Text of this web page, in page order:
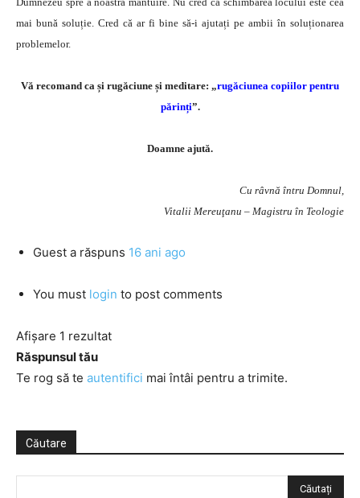
mai bună soluție. Cred că ar fi bine să-i ajutați pe ambii în soluționarea
problemelor.
Vă recomand ca și rugăciune și meditare: „rugăciunea copiilor pentru
părinți”.
Doamne ajută.
Cu râvnă întru Domnul,
Vitalii Mereuţanu – Magistru în Teologie
Guest a răspuns 16 ani ago
You must login to post comments
Afișare 1 rezultat
Răspunsul tău
Te rog să te autentifici mai întâi pentru a trimite.
Căutare